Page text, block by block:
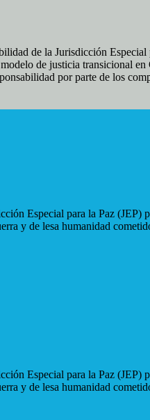
de la Jurisdicción
de justicia transicional
por parte de los
Especial para la Paz
y de lesa humanidad
Especial para la Paz
y de lesa humanidad